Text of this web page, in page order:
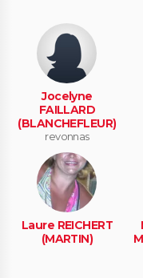
Jocelyne
FAILLARD
(BLANCHEFLEUR)
revonnas
Laure REICHERT
(MARTIN)